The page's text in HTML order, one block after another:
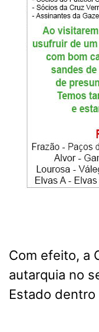
Com efeito, a
autarquia no
Estado